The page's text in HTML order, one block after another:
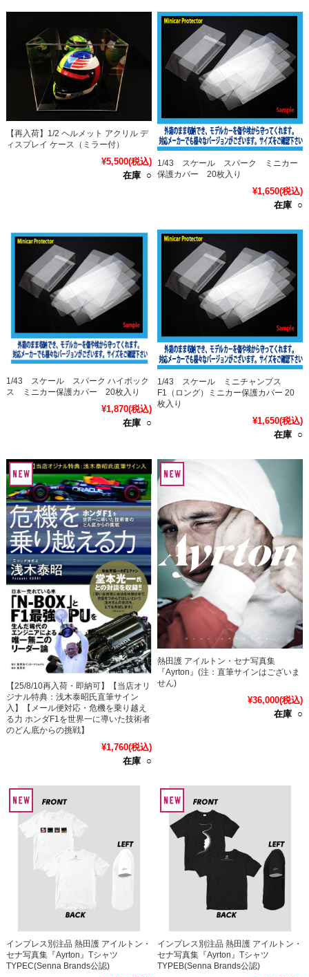
【再入荷】1/2 ヘルメット アクリル デ
ィスプレイ ケース（ミラー付）
¥5,500(税込)
在庫 ○
1/43 スケール スパーク ミニカー
保護カバー 20枚入り
¥1,650(税込)
在庫 ○
1/43 スケール スパーク ハイボック
ス ミニカー保護カバー 20枚入り
¥1,870(税込)
在庫 ○
1/43 スケール ミニチャンプス
F1（ロング）ミニカー保護カバー 20
枚入り
¥1,650(税込)
在庫 ○
【25/8/10再入荷・即納可】【当店オリ
ジナル特典：浅木泰昭氏直筆サイン
入】【メール便対応・危機を乗り越え
る力 ホンダF1を世界一に導いた技術者
のどん底からの挑戦】
¥1,760(税込)
在庫 ○
熱田護 アイルトン・セナ写真集
『Ayrton』(注：直筆サインはございま
せん)
¥36,000(税込)
在庫 ○
インプレス別注品 熱田護 アイルトン・
セナ写真集『Ayrton』Tシャツ
TYPEC(Senna Brands公認)
インプレス別注品 熱田護 アイルトン・
セナ写真集『Ayrton』Tシャツ
TYPEB(Senna Brands公認)